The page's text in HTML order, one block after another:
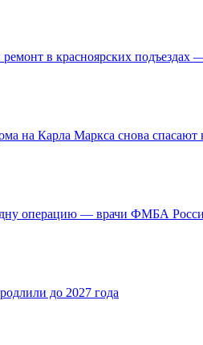
в красноярских подъездах
на Карла Маркса снова спасают
операцию — врачи ФМБА
до 2027 года